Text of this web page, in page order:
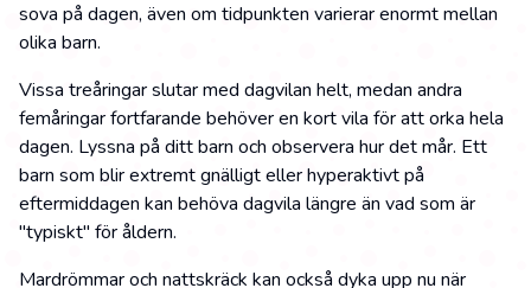
sova på dagen, även om tidpunkten varierar enormt mellan
olika barn.
Vissa treåringar slutar med dagvilan helt, medan andra
femåringar fortfarande behöver en kort vila för att orka hela
dagen. Lyssna på ditt barn och observera hur det mår. Ett
barn som blir extremt gnälligt eller hyperaktivt på
eftermiddagen kan behöva dagvila längre än vad som är
"typiskt" för åldern.
Mardrömmar och nattskräck kan också dyka upp nu när